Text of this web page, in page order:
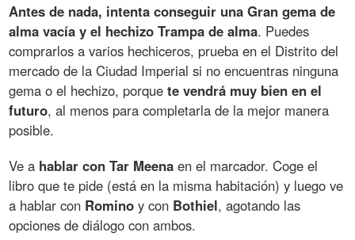
Antes de nada, intenta conseguir una Gran gema de
alma vacía y el hechizo Trampa de alma. Puedes
comprarlos a varios hechiceros, prueba en el Distrito del
mercado de la Ciudad Imperial si no encuentras ninguna
gema o el hechizo, porquete vendrá muy bien en el
futuro, al menos para completarla de la mejor manera
posible.
Ve a hablar con Tar Meena en el marcador. Coge el
libro que te pide (está en la misma habitación) y luego ve
a hablar con Romino y con Bothiel, agotando las
opciones de diálogo con ambos.